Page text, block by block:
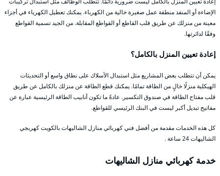
الإضاءة أو المنفذ منطقة عمل صغيرة خالية من الكهرباء. يمكنك تعطيل الكهرباء في أجزاء
معينة من منزلك عن طريق قلب القاطع أو القواطع المقابلة. من الجيد تسمية القواطع
وفقًا لدائرتها.
إعادة تعيين المنزل بالكامل؟
يمكن أن تتطلب بعض المشاريع مثل استبدال الأسلاك على نطاق واسع أو التحديثات
الهيكلية منزلًا خالٍ من الطاقة تمامًا. يمكنك قطع الطاقة عن منزلك بالكامل عن طريق
قلب مفتاح الطاقة في صندوق التكسير. عادةً ما تكون أنابيب الطاقة الرئيسية عبارة عن
مفاتيح تبديل أكبر ليست في البنك الرئيسي للقواطع.
كل هذه الخدمات مقدمة من أفضل فني كهربائي منازل الشاليهات بالكويت كهربجي
الشاليهات 24 ساعة .
خدمة كهربائي منازل الشاليهات